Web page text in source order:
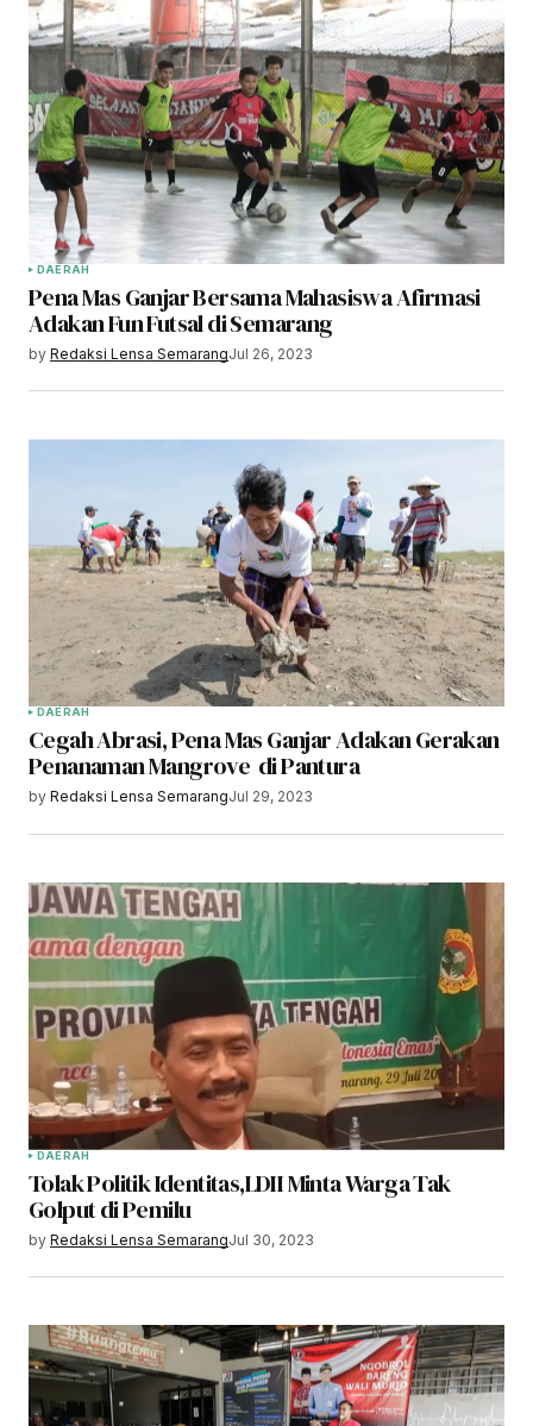
DAERAH
Pena Mas Ganjar Bersama Mahasiswa Afirmasi
Adakan Fun Futsal di Semarang
by Redaksi Lensa SemarangJul 26, 2023
DAERAH
Cegah Abrasi, Pena Mas Ganjar Adakan Gerakan
Penanaman Mangrove di Pantura
by Redaksi Lensa SemarangJul 29, 2023
DAERAH
Tolak Politik Identitas,LDII Minta Warga Tak
Golput di Pemilu
by Redaksi Lensa SemarangJul 30, 2023